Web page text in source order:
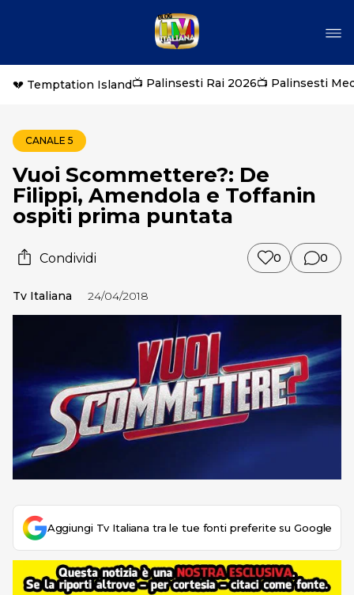
💔 Temptation Island📺 Palinsesti Rai 2026📺 Palinsesti
CANALE 5
Vuoi Scommettere?: De
Filippi, Amendola e Toffanin
ospiti prima puntata
Condividi 0 0
Tv Italiana 24/04/2018
Aggiungi Tv Italiana tra le tue fonti preferite su Google